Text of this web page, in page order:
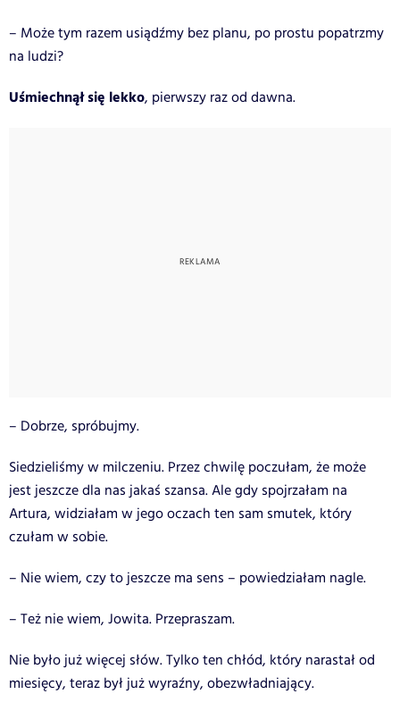
– Może tym razem usiądźmy bez planu, po prostu popatrzmy
na ludzi?
Uśmiechnął się lekko, pierwszy raz od dawna.
– Dobrze, spróbujmy.
Siedzieliśmy w milczeniu. Przez chwilę poczułam, że może
jest jeszcze dla nas jakaś szansa. Ale gdy spojrzałam na
Artura, widziałam w jego oczach ten sam smutek, który
czułam w sobie.
– Nie wiem, czy to jeszcze ma sens – powiedziałam nagle.
– Też nie wiem, Jowita. Przepraszam.
Nie było już więcej słów. Tylko ten chłód, który narastał od
miesięcy, teraz był już wyraźny, obezwładniający.